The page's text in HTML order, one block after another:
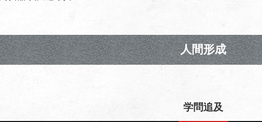
人間形成
学問追及